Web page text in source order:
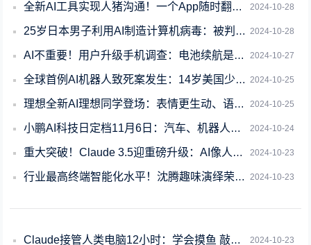
2024-10-28
全新AI工具实现人猪沟通！一个App随时翻译“猪语”
2024-10-28
25岁日本男子利用AI制造计算机病毒：被判处有期徒刑3年
2024-10-27
AI不重要！用户升级手机调查：电池续航是最大动力
2024-10-25
全球首例AI机器人致死案发生：14岁美国少年丢掉性命
2024-10-25
理想全新AI理想同学登场：表情更生动、语音更自然、响应更迅速
2024-10-24
小鹏AI科技日定档11月6日：汽车、机器人、飞行汽车齐聚登场
2024-10-23
重大突破！Claude 3.5迎重磅升级：AI像人一样操控电脑
2024-10-23
行业最高终端智能化水平！沈腾趣味演绎荣耀AI就是一句话的事儿
2024-10-23
Claude接管人类电脑12小时：学会摸鱼 敲着敲着代码看风景去了